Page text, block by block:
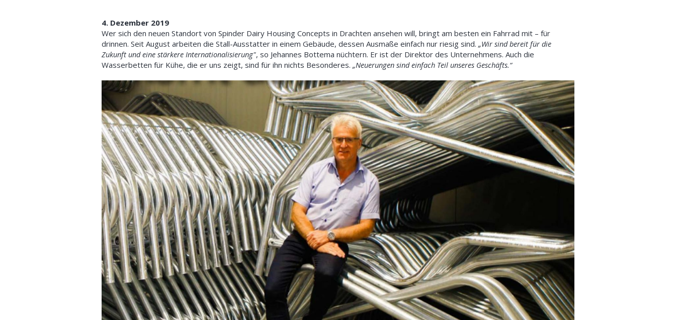
4. Dezember 2019
Wer sich den neuen Standort von Spinder Dairy Housing Concepts in Drachten ansehen will, bringt am besten ein Fahrrad mit – für
drinnen. Seit August arbeiten die Stall-Ausstatter in einem Gebäude, dessen Ausmaße einfach nur riesig sind. „Wir sind bereit für die
Zukunft und eine stärkere Internationalisierung", so Jehannes Bottema nüchtern. Er ist der Direktor des Unternehmens. Auch die
Wasserbetten für Kühe, die er uns zeigt, sind für ihn nichts Besonderes. „Neuerungen sind einfach Teil unseres Geschäfts.“